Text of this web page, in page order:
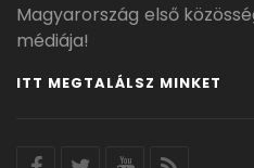
Magyarország első
médiája!
ITT MEGTALÁLSZ MINKET